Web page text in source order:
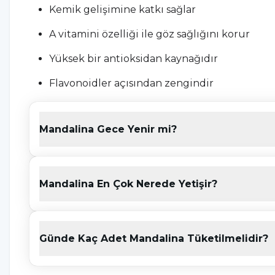
Kemik gelişimine katkı sağlar
A vitamini özelliği ile göz sağlığını korur
Yüksek bir antioksidan kaynağıdır
Flavonoidler açısından zengindir
Soğuk algınlığı gibi hastalıklara karşı
Kalp hastalığına neden olan risk faktörlerini
Mandalina Gece Yenir mi?
Mandalina En Çok Nerede Yetişir?
Günde Kaç Adet Mandalina Tüketilmelidir?